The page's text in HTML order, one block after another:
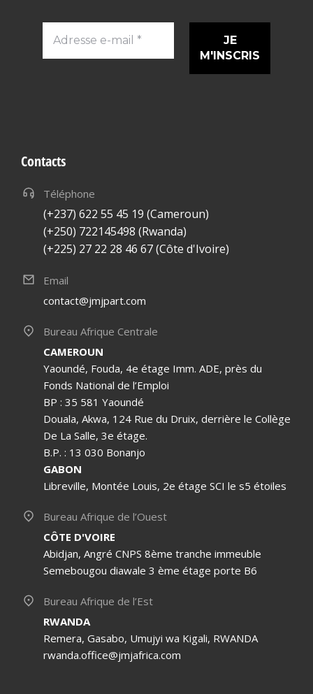
Adresse
Contacts
Téléphone
(+237) 622 55 45 19 (Cameroun)
(+250) 722145498 (Rwanda)
(+225) 27 22 28 46 67 (Côte d'Ivoire)
Email
contact@jmjpart.com
Bureau Afrique Centrale
CAMEROUN
Yaoundé, Fouda, 4e étage Imm. ADE, près du
Fonds National de l’Emploi
BP : 35 581 Yaoundé
Douala, Akwa, 124 Rue du Druix, derrière le Collège
De La Salle, 3e étage.
B.P. : 13 030 Bonanjo
GABON
Libreville, Montée Louis, 2e étage SCI le s5 étoiles
Bureau Afrique de l’Ouest
CÔTE D'VOIRE
Abidjan, Angré CNPS 8ème tranche immeuble
Semebougou diawale 3 ème étage porte B6
Bureau Afrique de l’Est
RWANDA
Remera, Gasabo, Umujyi wa Kigali, RWANDA
rwanda.office@jmjafrica.com